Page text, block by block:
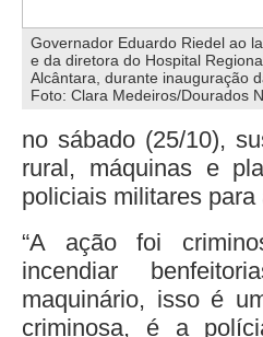
Governador Eduardo Riedel ao
e da diretora do Hospital
Alcântara, durante inauguração
Foto: Clara Medeiros/Dourados
no sábado (25/10),
rural, máquinas e
policiais militares
“A ação foi
incendiar
maquinário, isso é
criminosa, é a